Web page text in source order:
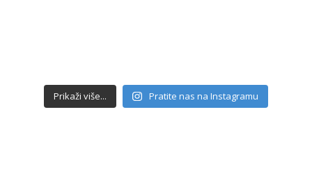
Prikaži više... Pratite nas na Instagramu